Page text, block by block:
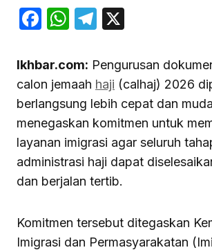
Facebook
WhatsApp
Telegram
Ikhbar.com: Pengurusan
calon jemaah haji (calhaj) 2026
berlangsung lebih cepat dan
menegaskan komitmen untuk
layanan imigrasi agar seluruh
administrasi haji dapat
dan berjalan tertib.
Komitmen tersebut ditegaskan
Imigrasi dan Permasyarakatan